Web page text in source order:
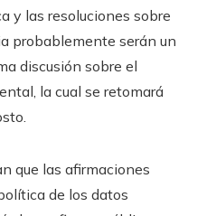
y las resoluciones sobre
probablemente serán un
discusión sobre el
la cual se retomará
que las afirmaciones
de los datos